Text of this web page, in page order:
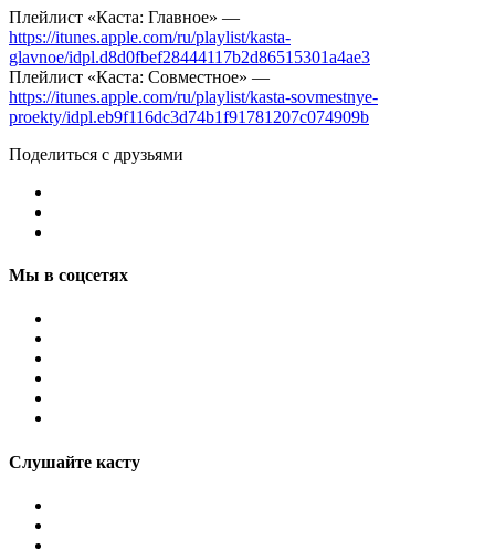
Плейлист «Каста: Главное» —
https://itunes.apple.com/ru/playlist/kasta-
glavnoe/idpl.d8d0fbef28444117b2d86515301a4ae3
Плейлист «Каста: Совместное» —
https://itunes.apple.com/ru/playlist/kasta-sovmestnye-
proekty/idpl.eb9f116dc3d74b1f91781207c074909b
Поделиться с друзьями
Мы в соцсетях
Слушайте касту